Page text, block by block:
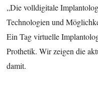
„Die volldigitale
Technologien und
Ein Tag virtuelle
Prothetik. Wir zeigen die
damit.